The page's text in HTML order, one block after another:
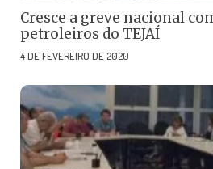
Cresce a greve nacional
petroleiros do TEJAÍ
4 DE FEVEREIRO DE 2020